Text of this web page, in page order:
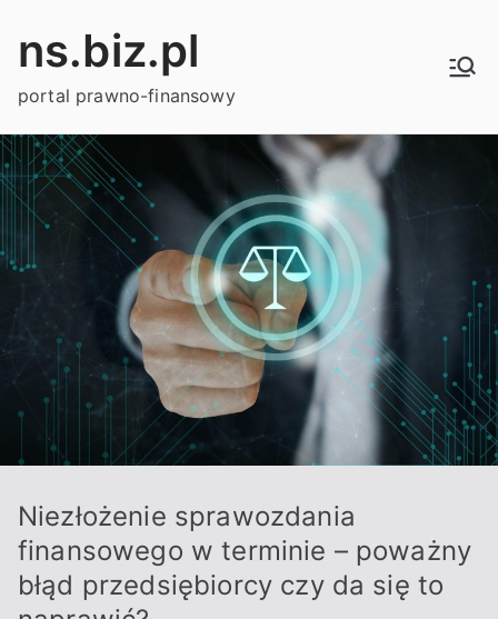
dons.biz.pl
portal prawno-finansowy
Niezłożenie sprawozdania
finansowego w terminie – poważny
błąd przedsiębiorcy czy da się to